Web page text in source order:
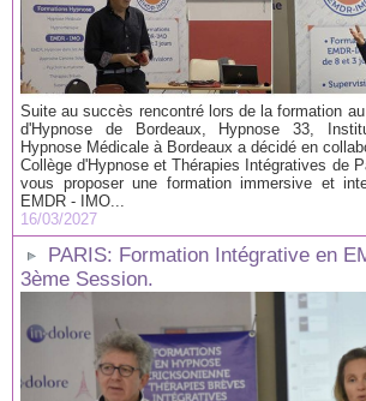
Suite au succès rencontré lors de la formation
d'Hypnose de Bordeaux, Hypnose 33,
Hypnose Médicale à Bordeaux a décidé en
Collège d'Hypnose et Thérapies Intégratives de
vous proposer une formation immersive et
EMDR - IMO...
16/03/2027
PARIS: Formation Intégrative en
3ème Session.